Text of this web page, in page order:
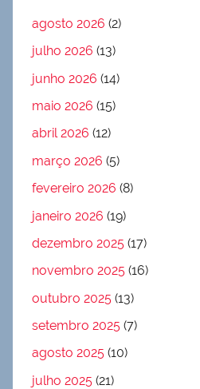
agosto 2026 (2)
julho 2026 (13)
junho 2026 (14)
maio 2026 (15)
abril 2026 (12)
março 2026 (5)
fevereiro 2026 (8)
janeiro 2026 (19)
dezembro 2025 (17)
novembro 2025 (16)
outubro 2025 (13)
setembro 2025 (7)
agosto 2025 (10)
julho 2025 (21)